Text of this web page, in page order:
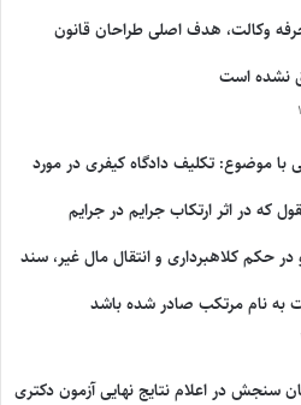
وکالت، هدف اصلی طراحان قانون
نشده است
با موضوع: تکلیف دادگاه کیفری در مورد
که در اثر ارتکاب جرایم در جرایم
در حکم کلاهبرداری و انتقال مال غیر، سند
به نام مرتکب صادر شده باشد
سنجش در اعلام نتایج نهایی آزمون دکتری